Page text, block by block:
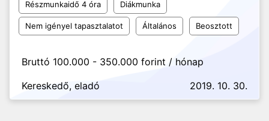
Részmunkaidő 4 óra Diákmunka
Nem igényel tapasztalatot Általános Beosztott
Bruttó 100.000 - 350.000 forint / hónap
Kereskedő, eladó
2019. 10. 30.